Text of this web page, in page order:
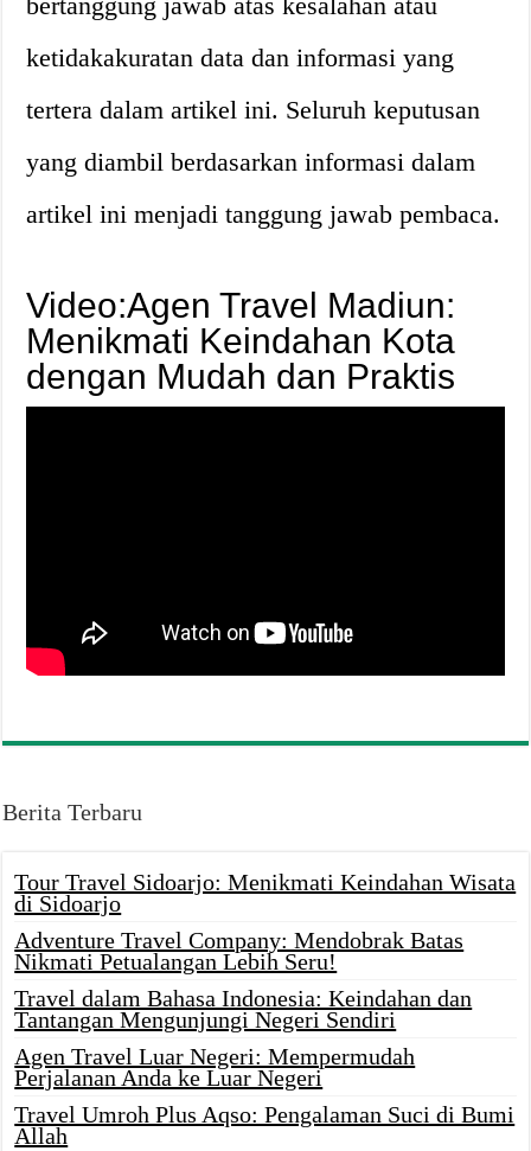
ketidakakuratan data dan informasi yang
tertera dalam artikel ini. Seluruh keputusan
yang diambil berdasarkan informasi dalam
artikel ini menjadi tanggung jawab pembaca.
Video:Agen Travel Madiun:
Menikmati Keindahan Kota
dengan Mudah dan Praktis
Berita Terbaru
Tour Travel Sidoarjo: Menikmati Keindahan Wisata
di Sidoarjo
Adventure Travel Company: Mendobrak Batas
Nikmati Petualangan Lebih Seru!
Travel dalam Bahasa Indonesia: Keindahan dan
Tantangan Mengunjungi Negeri Sendiri
Agen Travel Luar Negeri: Mempermudah
Perjalanan Anda ke Luar Negeri
Travel Umroh Plus Aqso: Pengalaman Suci di Bumi
Allah